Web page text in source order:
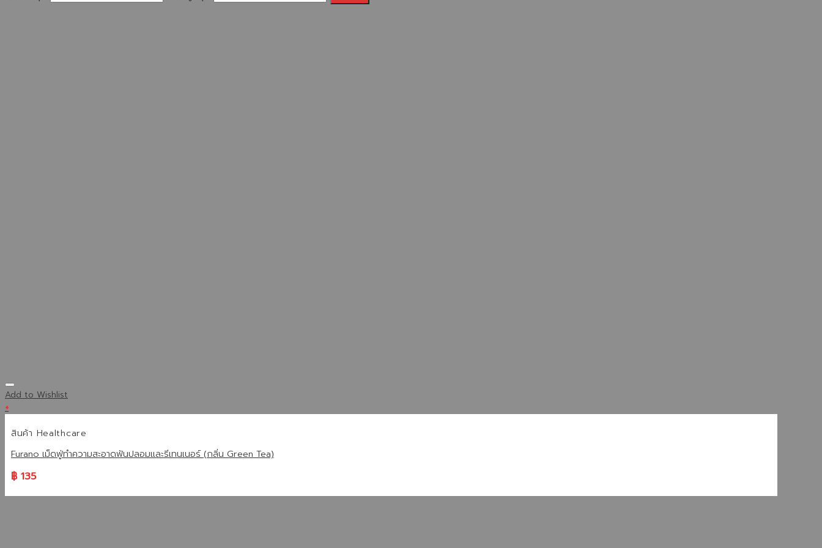
Add to Wishlist
+
สินค้า Healthcare
Furano เม็ดฟู่ทำความสะอาดฟันปลอมและรีเทนเนอร์ (กลิ่น Green Tea)
฿135